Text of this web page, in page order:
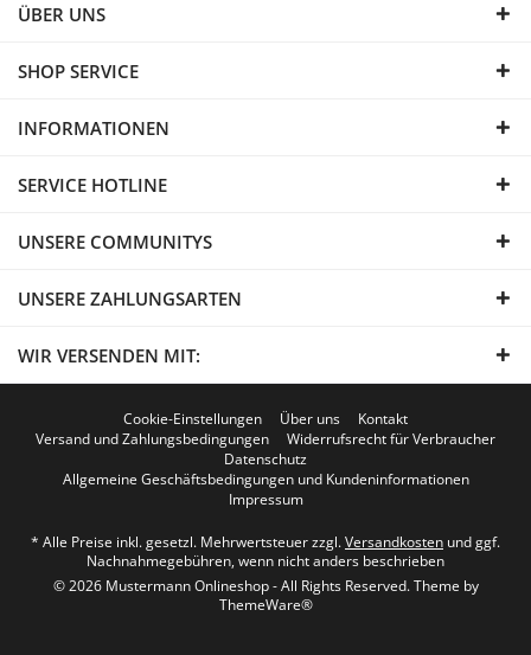
ÜBER UNS
SHOP SERVICE
INFORMATIONEN
SERVICE HOTLINE
UNSERE COMMUNITYS
UNSERE ZAHLUNGSARTEN
WIR VERSENDEN MIT:
Cookie-Einstellungen Über uns
Kontakt
Versand und Zahlungsbedingungen
Widerrufsrecht für Verbraucher
Datenschutz
Allgemeine Geschäftsbedingungen und Kundeninformationen
Impressum
* Alle Preise inkl. gesetzl. Mehrwertsteuer zzgl.Versandkosten und ggf.
Nachnahmegebühren, wenn nicht anders beschrieben
© 2026 Mustermann Onlineshop - All Rights Reserved. Theme by
ThemeWare®